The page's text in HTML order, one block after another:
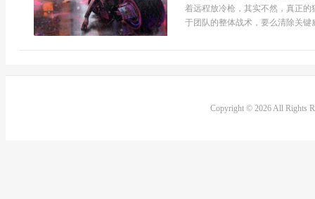
着远程放冷枪，其实不然，真正
于团队的整体战术，要么清除关
Copyright © 2026 All Rights